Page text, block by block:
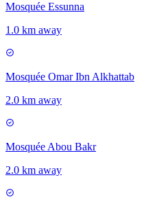
Mosquée Essunna
1.0 km away
Mosquée Omar Ibn Alkhattab
2.0 km away
Mosquée Abou Bakr
2.0 km away